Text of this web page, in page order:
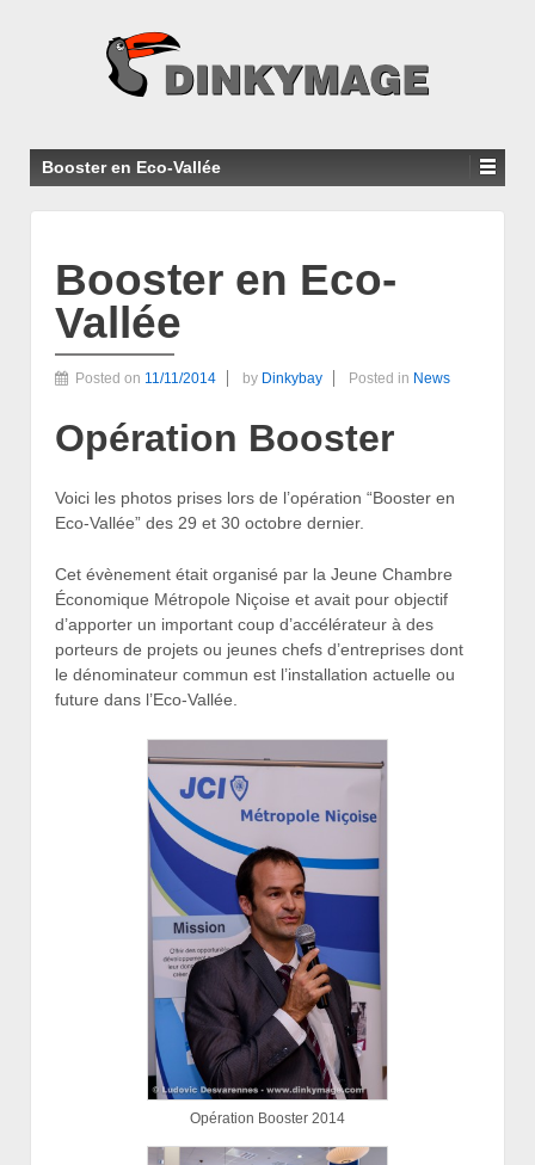
Booster en Eco-Vallée
Booster en Eco-
Vallée
Posted on 11/11/2014 by Dinkybay Posted in News
Opération Booster
Voici les photos prises lors de l’opération “Booster en
Eco-Vallée” des 29 et 30 octobre dernier.
Cet évènement était organisé par la Jeune Chambre
Économique Métropole Niçoise et avait pour objectif
d’apporter un important coup d’accélérateur à des
porteurs de projets ou jeunes chefs d’entreprises dont
le dénominateur commun est l’installation actuelle ou
future dans l’Eco-Vallée.
Opération Booster 2014